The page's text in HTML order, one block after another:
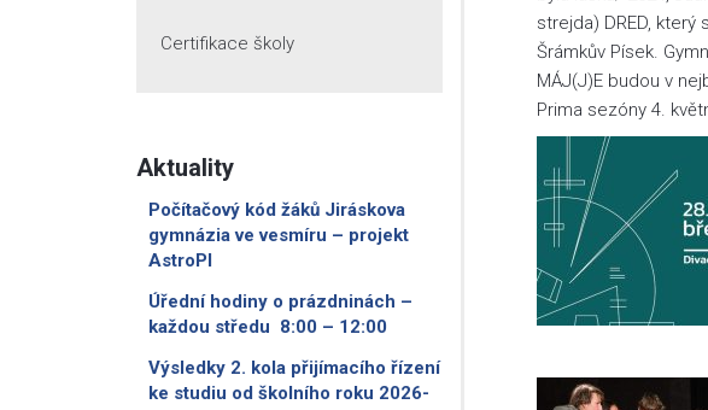
strejda) DRED,
Šrámkův Písek.
MÁJ(J)E budou v
Prima sezóny 4.
Certifikace školy
Aktuality
Počítačový kód žáků Jiráskova
gymnázia ve vesmíru – projekt
AstroPI
Úřední hodiny o prázdninách –
každou středu 8:00 – 12:00
Výsledky 2. kola přijímacího řízení
ke studiu od školního roku 2026-